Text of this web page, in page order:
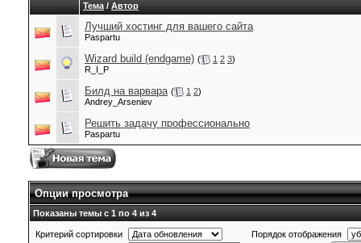
Тема / Автор
Лучший хостинг для вашего сайта
Paspartu
Wizard build (endgame) ( 1 2 3)
R_I_P
Билд на варвара ( 1 2)
Andrey_Arseniev
Решить задачу профессионально
Paspartu
Опции просмотра
Показаны темы с 1 по 4 из 4
Критерий сортировки
Порядок отображения